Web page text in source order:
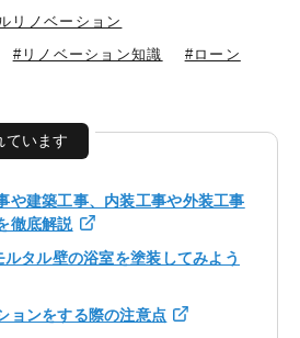
リノベーション
#リノベーション知識 #ローン
ています
や建築工事、内装工事や外装工事
徹底解説
ルタル壁の浴室を塗装してみよう
ョンをする際の注意点